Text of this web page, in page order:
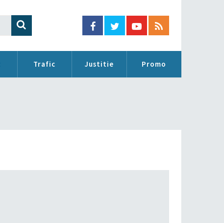
Trafic Justitie Promo